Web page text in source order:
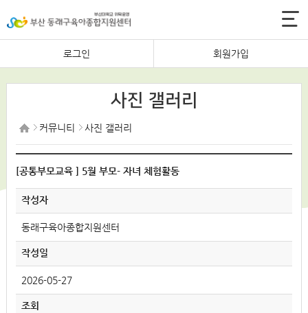
로그인 회원가입
사진 갤러리
커뮤니티 사진 갤러리
[공통부모교육 ] 5월 부모- 자녀 체험활동
작성자
동래구육아종합지원센터
작성일
2026-05-27
조회